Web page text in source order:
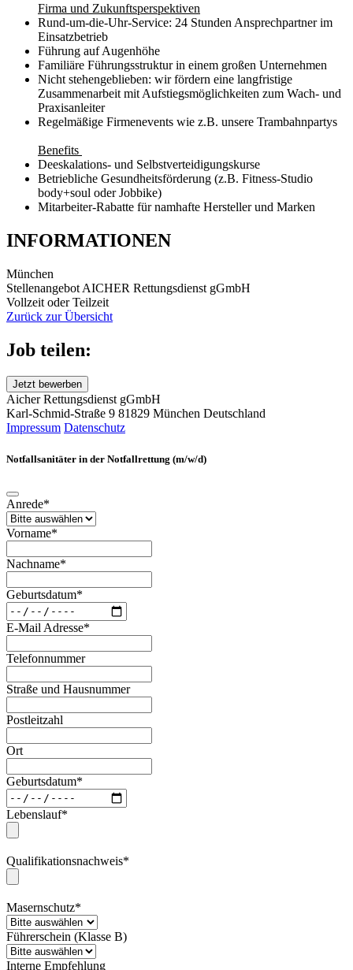
Firma und Zukunftsperspektiven
Rund-um-die-Uhr-Service: 24 Stunden Ansprechpartner im
Einsatzbetrieb
Führung auf Augenhöhe
Familiäre Führungsstruktur in einem großen Unternehmen
Nicht stehengeblieben: wir fördern eine langfristige
Zusammenarbeit mit Aufstiegsmöglichkeiten zum Wach- und
Praxisanleiter
Regelmäßige Firmenevents wie z.B. unsere Trambahnpartys
Benefits
Deeskalations- und Selbstverteidigungskurse
Betriebliche Gesundheitsförderung (z.B. Fitness-Studio
body+soul oder Jobbike)
Mitarbeiter-Rabatte für namhafte Hersteller und Marken
INFORMATIONEN
München
Stellenangebot AICHER Rettungsdienst gGmbH
Vollzeit oder Teilzeit
Zurück zur Übersicht
Job teilen:
Jetzt bewerben
Aicher Rettungsdienst gGmbH
Karl-Schmid-Straße 9 81829 München Deutschland
Impressum Datenschutz
Notfallsanitäter in der Notfallrettung (m/w/d)
Anrede*
Vorname*
Nachname*
Geburtsdatum*
E-Mail Adresse*
Telefonnummer
Straße und Hausnummer
Postleitzahl
Ort
Geburtsdatum*
Lebenslauf*
Qualifikationsnachweis*
Masernschutz*
Führerschein (Klasse B)
Interne Empfehlung